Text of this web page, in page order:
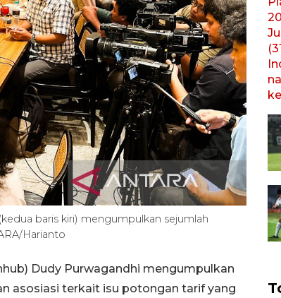
baris kiri) mengumpulkan sejumlah
Harianto
Dudy Purwagandhi mengumpulkan
asosiasi terkait isu potongan tarif yang